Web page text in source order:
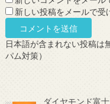
新しい投稿をメールで受
日本語が含まれない投稿は
パム対策）
ダイヤモンド富